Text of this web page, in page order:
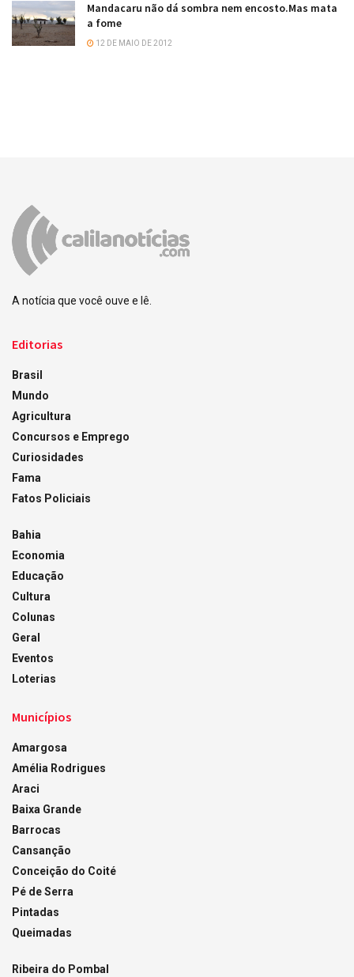
Mandacaru não dá sombra nem encosto.Mas mata
a fome
12 DE MAIO DE 2012
A notícia que você ouve e lê.
Editorias
Brasil
Mundo
Agricultura
Concursos e Emprego
Curiosidades
Fama
Fatos Policiais
Bahia
Economia
Educação
Cultura
Colunas
Geral
Eventos
Loterias
Municípios
Amargosa
Amélia Rodrigues
Araci
Baixa Grande
Barrocas
Cansanção
Conceição do Coité
Pé de Serra
Pintadas
Queimadas
Ribeira do Pombal